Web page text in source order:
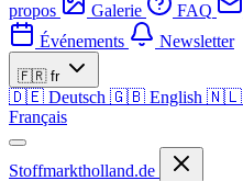
propos
Galerie FAQ
Événements
Newsletter
🇫🇷 fr
🇩🇪 Deutsch 🇬🇧 English 🇳🇱
Français
Stoffmarktholland.de